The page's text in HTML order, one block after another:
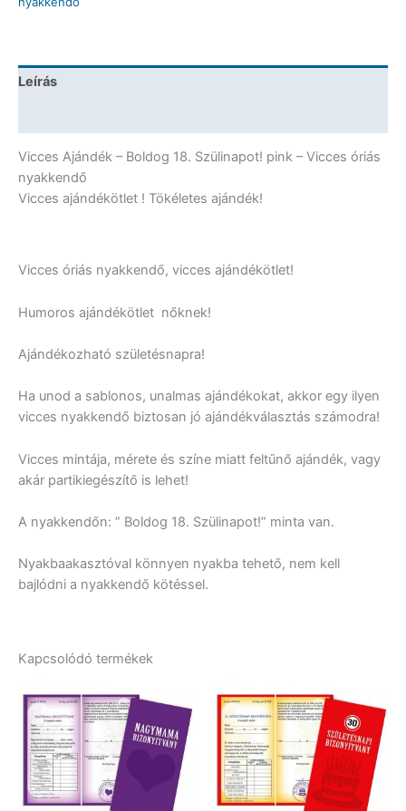
pink
Ajándék
Leírás
Vicces Ajándék – Boldog 18. Szülinapot! pink – Vicces óriás
nyakkendő
Vicces ajándékötlet ! Tökéletes ajándék!
Vicces óriás nyakkendő, vicces ajándékötlet!
Humoros ajándékötlet nőknek!
Ajándékozható születésnapra!
Ha unod a sablonos, unalmas ajándékokat, akkor egy ilyen
vicces nyakkendő biztosan jó ajándékválasztás számodra!
Vicces mintája, mérete és színe miatt feltűnő ajándék, vagy
akár partikiegészítő is lehet!
A nyakkendőn: ” Boldog 18. Szülinapot!” minta van.
Nyakbaakasztóval könnyen nyakba tehető, nem kell
bajlódni a nyakkendő kötéssel.
Kapcsolódó termékek